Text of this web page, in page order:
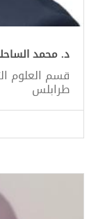
د. محمد
قسم العلوم
طرابلس